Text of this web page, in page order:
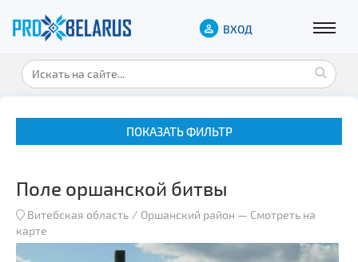
ВХОД
ПОКАЗАТЬ ФИЛЬТР
Поле оршанской битвы
Витебская область Оршанский район — Смотреть на
карте